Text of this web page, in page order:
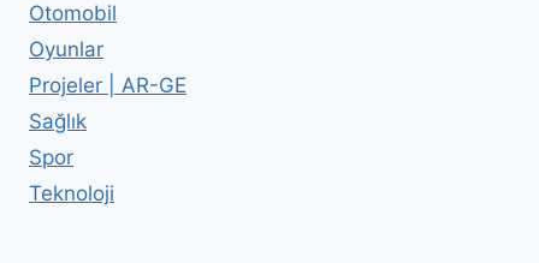
Otomobil
Oyunlar
Projeler | AR-GE
Sağlık
Spor
Teknoloji